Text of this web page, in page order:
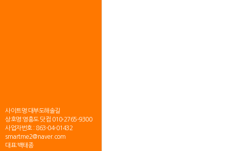
사이트명:대부도해솔길
상호명:영흥도 닷컴 010-2765-9300
사업자번호 : 863-04-01432
smartme2@naver.com
대표:백태종